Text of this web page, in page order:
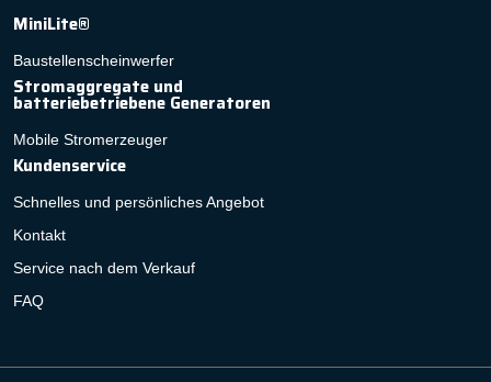
MiniLite®
Baustellenscheinwerfer
Stromaggregate und
batteriebetriebene Generatoren
Mobile Stromerzeuger
Kundenservice
Schnelles und persönliches Angebot
Kontakt
Service nach dem Verkauf
FAQ